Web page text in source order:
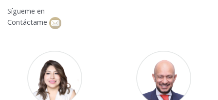
Sígueme en
Contáctame